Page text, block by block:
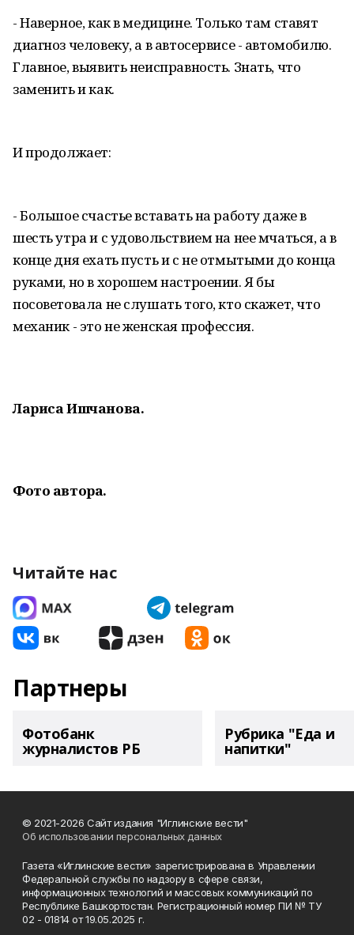
- Наверное, как в медицине. Только там ставят
диагноз человеку, а в автосервисе - автомобилю.
Главное, выявить неисправность. Знать, что
заменить и как.
И продолжает:
- Большое счастье вставать на работу даже в
шесть утра и с удовольствием на нее мчаться, а в
конце дня ехать пусть и с не отмытыми до конца
руками, но в хорошем настроении. Я бы
посоветовала не слушать того, кто скажет, что
механик - это не женская профессия.
Лариса Ишчанова.
Фото автора.
Читайте нас
Партнеры
Фотобанк
журналистов РБ
Рубрика "Еда и
напитки"
© 2021-2026 Сайт издания "Иглинские вести"
Об использовании персональных данных
Газета «Иглинские вести» зарегистрирована в Управлении
Федеральной службы по надзору в сфере связи,
информационных технологий и массовых коммуникаций по
Республике Башкортостан. Регистрационный номер ПИ № ТУ
02 - 01814 от 19.05.2025 г.